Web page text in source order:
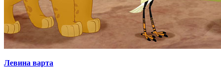
Левина варта